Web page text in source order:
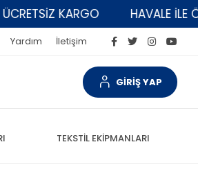
KARGO HAVALE İLE
Yardım İletişim
GİRİŞ YAP
TEKSTİL EKİPMANLARI